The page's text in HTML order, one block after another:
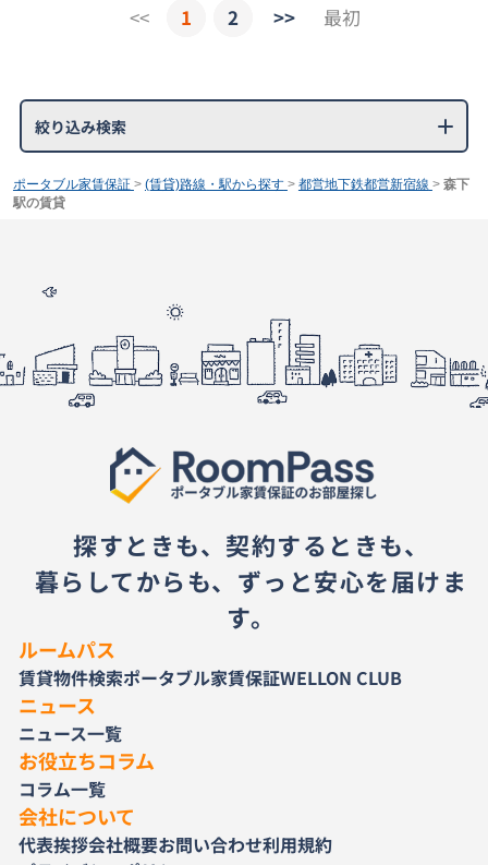
<< 1 2 >> 最初
絞り込み検索
ポータブル家賃保証 > (賃貸)路線・駅から探す > 都営地下鉄都営新宿線 > 森下
駅の賃貸
探すときも、契約するときも、
暮らしてからも、ずっと安心を届けま
す。
ルームパス
賃貸物件検索ポータブル家賃保証WELLON CLUB
ニュース
ニュース一覧
お役立ちコラム
コラム一覧
会社について
代表挨拶会社概要お問い合わせ利用規約